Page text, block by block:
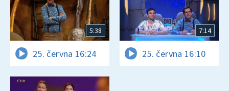
5:38
25. června 16:24
7:14
25. června 16:10